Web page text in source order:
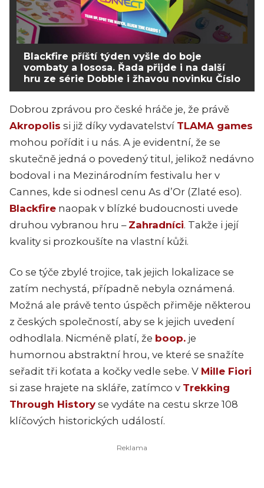
Blackfire příští týden vyšle do boje
vombaty a lososa. Řada přijde i na další
hru ze série Dobble i žhavou novinku Číslo
Dobrou zprávou pro české hráče je, že právě
Akropolis si již díky vydavatelství TLAMA games
mohou pořídit i u nás. A je evidentní, že se
skutečně jedná o povedený titul, jelikož nedávno
bodoval i na Mezinárodním festivalu her v
Cannes, kde si odnesl cenu As d’Or (Zlaté eso).
Blackfire naopak v blízké budoucnosti uvede
druhou vybranou hru – Zahradníci. Takže i její
kvality si prozkoušíte na vlastní kůži.
Co se týče zbylé trojice, tak jejich lokalizace se
zatím nechystá, případně nebyla oznámená.
Možná ale právě tento úspěch přiměje některou
z českých společností, aby se k jejich uvedení
odhodlala. Nicméně platí, že boop. je
humornou abstraktní hrou, ve které se snažíte
seřadit tři koťata a kočky vedle sebe. V Mille Fiori
si zase hrajete na skláře, zatímco v Trekking
Through History se vydáte na cestu skrze 108
klíčových historických událostí.